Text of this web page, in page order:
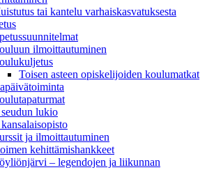
tai kantelu varhaiskasvatuksesta
ilmoittautuminen
Toisen asteen opiskelijoiden koulumatkat
lukio
ja ilmoittautuminen
kehittämishankkeet
– legendojen ja liikunnan